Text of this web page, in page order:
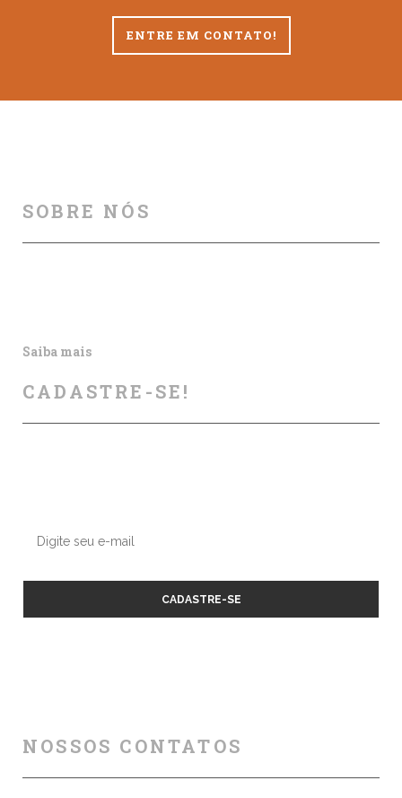
ENTRE EM CONTATO!
SOBRE NÓS
Saiba mais
CADASTRE-SE!
NOSSOS CONTATOS